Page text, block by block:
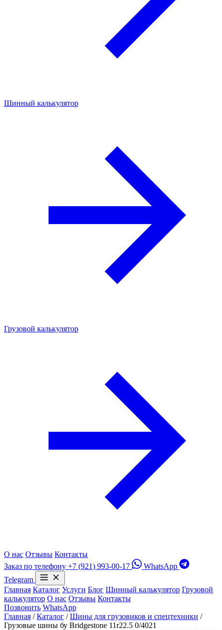
Шинный калькулятор
Грузовой калькулятор
О нас Отзывы Контакты
Заказ по телефону +7 (921) 993-00-17
WhatsApp
Telegram
Главная Каталог Услуги Блог Шинный калькулятор Грузовой
калькулятор О нас Отзывы Контакты
Позвонить WhatsApp
Главная / Каталог / Шины для грузовиков и спецтехники /
Грузовые шины бу Bridgestone 11r22.5 0/4021